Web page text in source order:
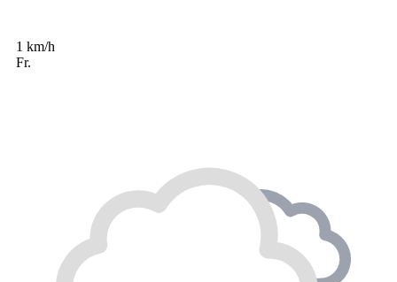
1 km/h
Fr.